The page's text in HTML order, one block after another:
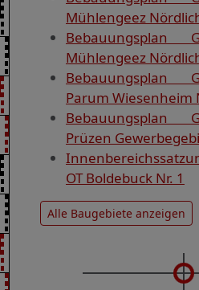
Mühlengeez
Bebauungsplan
Mühlengeez
Bebauungsplan
Parum Wiesenheim
Bebauungsplan
Prüzen
OT Boldebuck Nr. 1
Alle Baugebiete anzeigen